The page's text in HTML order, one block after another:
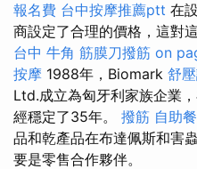
報名費 台中按摩推薦ptt 在
商設定了合理的價格，這對
台中 牛角 筋膜刀撥筋 on
按摩 1988年，Biomark 舒
Ltd.成立為匈牙利家族企業
經穩定了35年。 撥筋 自助
品和乾產品在布達佩斯和害
要是零售合作夥伴。